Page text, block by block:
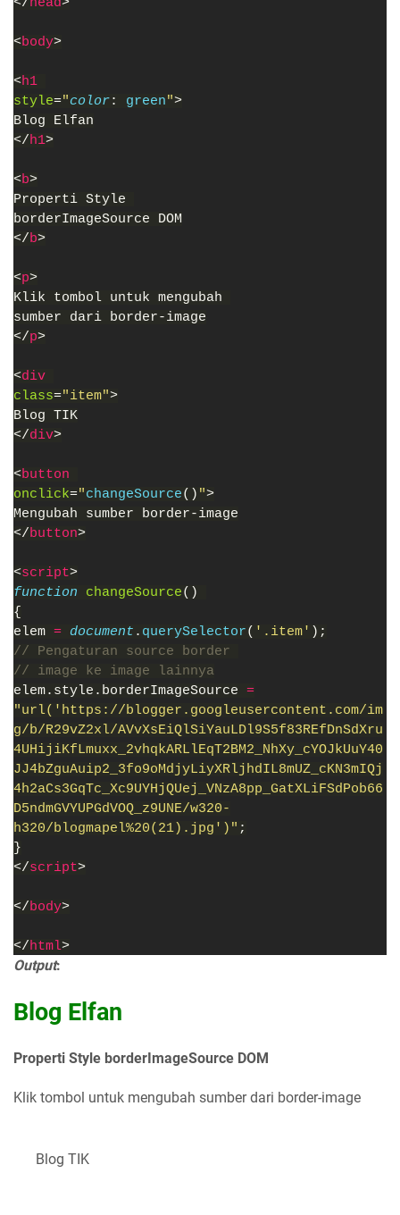
<body>
<h1
style="color: green">
Blog Elfan
</h1>
<b>
Properti Style
borderImageSource DOM
</b>
<p>
Klik tombol untuk mengubah
sumber dari border-image
</p>
<div
class="item">
Blog TIK
</div>
<button
onclick="changeSource() ">
Mengubah sumber border-image
</button>
<script>
function changeSource()
{
elem = document . querySelector( '.item' );
// Pengaturan source border
// image ke image lainnya
elem.style.borderImageSource =
"url('https://blogger.googleusercontent.com/im
g/b/R29vZ2xl/AVvXsEiQlSiYauLDl9S5f83REfDnSdXru
4UHijiKfLmuxx_2vhqkARLlEqT2BM2_NhXy_cYOJkUuY40
JJ4bZguAuip2_3fo9oMdjyLiyXRljhdIL8mUZ_cKN3mIQj
4h2aCs3GqTc_Xc9UYHjQUej_VNzA8pp_GatXLiFSdPob66
D5ndmGVYUPGdVOQ_z9UNE/w320-
h320/blogmapel%20(21).jpg')" ;
}
</script>
</body>
</html>
Output:
Blog Elfan
Properti Style borderImageSource DOM
Klik tombol untuk mengubah sumber dari border-image
Blog TIK